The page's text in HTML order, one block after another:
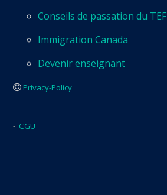
Conseils de passation du TEF
Immigration Canada
Devenir enseignant
Privacy-Policy
- CGU